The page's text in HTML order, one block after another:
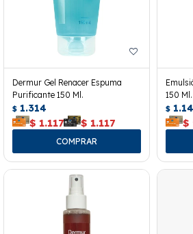
Dermur Gel Renacer Espuma
Purificante 150 Ml.
$ 1.314
$ 1.117 $ 1.117
150 Ml.
$
$